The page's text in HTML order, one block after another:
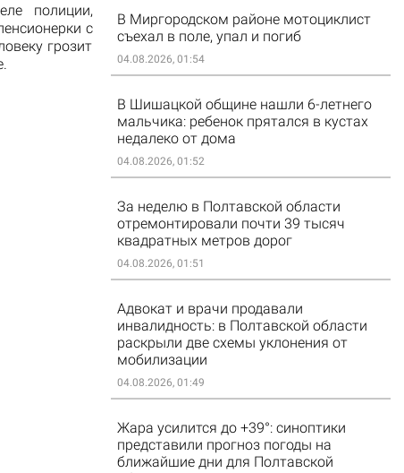
полиции,
с
грозит
В Миргородском районе мотоциклист
съехал в поле, упал и погиб
04.08.2026, 01:54
В Шишацкой общине нашли 6-летнего
мальчика: ребенок прятался в кустах
недалеко от дома
04.08.2026, 01:52
За неделю в Полтавской области
отремонтировали почти 39 тысяч
квадратных метров дорог
04.08.2026, 01:51
Адвокат и врачи продавали
инвалидность: в Полтавской области
раскрыли две схемы уклонения от
мобилизации
04.08.2026, 01:49
Жара усилится до +39°: синоптики
представили прогноз погоды на
ближайшие дни для Полтавской